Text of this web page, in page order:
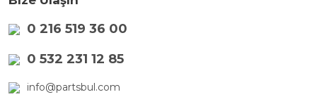
0 216 519 36 00
0 532 231 12 85
info@partsbul.com